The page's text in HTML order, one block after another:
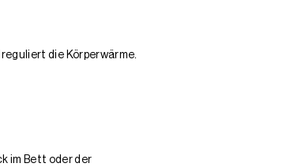
die Körperwärme.
im Bett oder der